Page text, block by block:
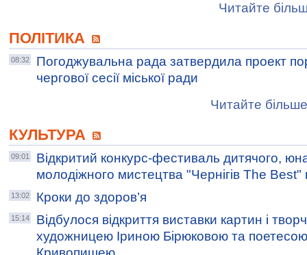
Читайте
ПОЛІТИКА
08:32
Погоджувальна рада затвердила проект
чергової сесії міської ради
Читайте
КУЛЬТУРА
09:01
Відкритий конкурс-фестиваль дитячого,
молодіжного мистецтва "Чернігів The
13:02 Кроки до здоров’я
15:14
Відбулося відкриття виставки картин і
художницею Іриною Бірюковою та